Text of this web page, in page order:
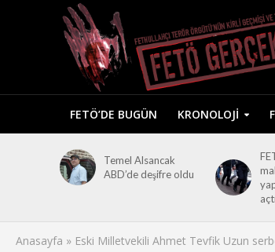
FETÖ’DE BUGÜN KRONOLOJI
Temel Alsancak
ABD’de deşifre oldu
Anasayfa » Eski Milletvekili Ahmet Tevfik Uzun